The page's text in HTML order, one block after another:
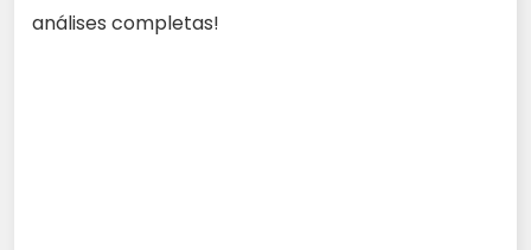
análises completas!